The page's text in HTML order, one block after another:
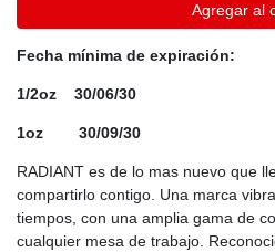
Agregar al
Fecha mínima de expiración:
1/2oz 30/06/30
1oz 30/09/30
RADIANT es de lo mas nuevo que
compartirlo contigo. Una marca
tiempos, con una amplia gama de
cualquier mesa de trabajo.